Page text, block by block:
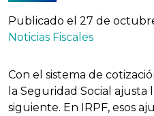
Publicado el 27 de
Noticias Fiscales
Con el sistema de
la Seguridad Social ajusta
siguiente. En IRPF, esos